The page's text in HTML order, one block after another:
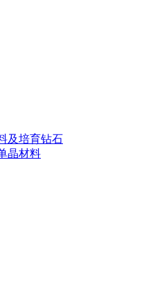
及培育钻石
晶材料